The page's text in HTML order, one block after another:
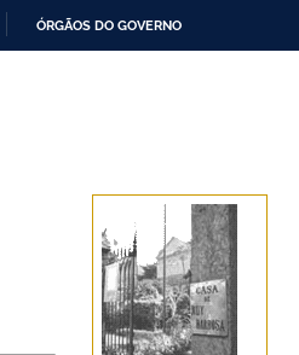
ÓRGÃOS DO GOVERNO